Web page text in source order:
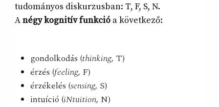
tudományos diskurzusban: T, F, S, N.
Anégy kognitív funkció a következő:
gondolkodás (thinking, T)
érzés (feeling, F)
érzékelés (sensing, S)
intuíció (iNtuition, N)